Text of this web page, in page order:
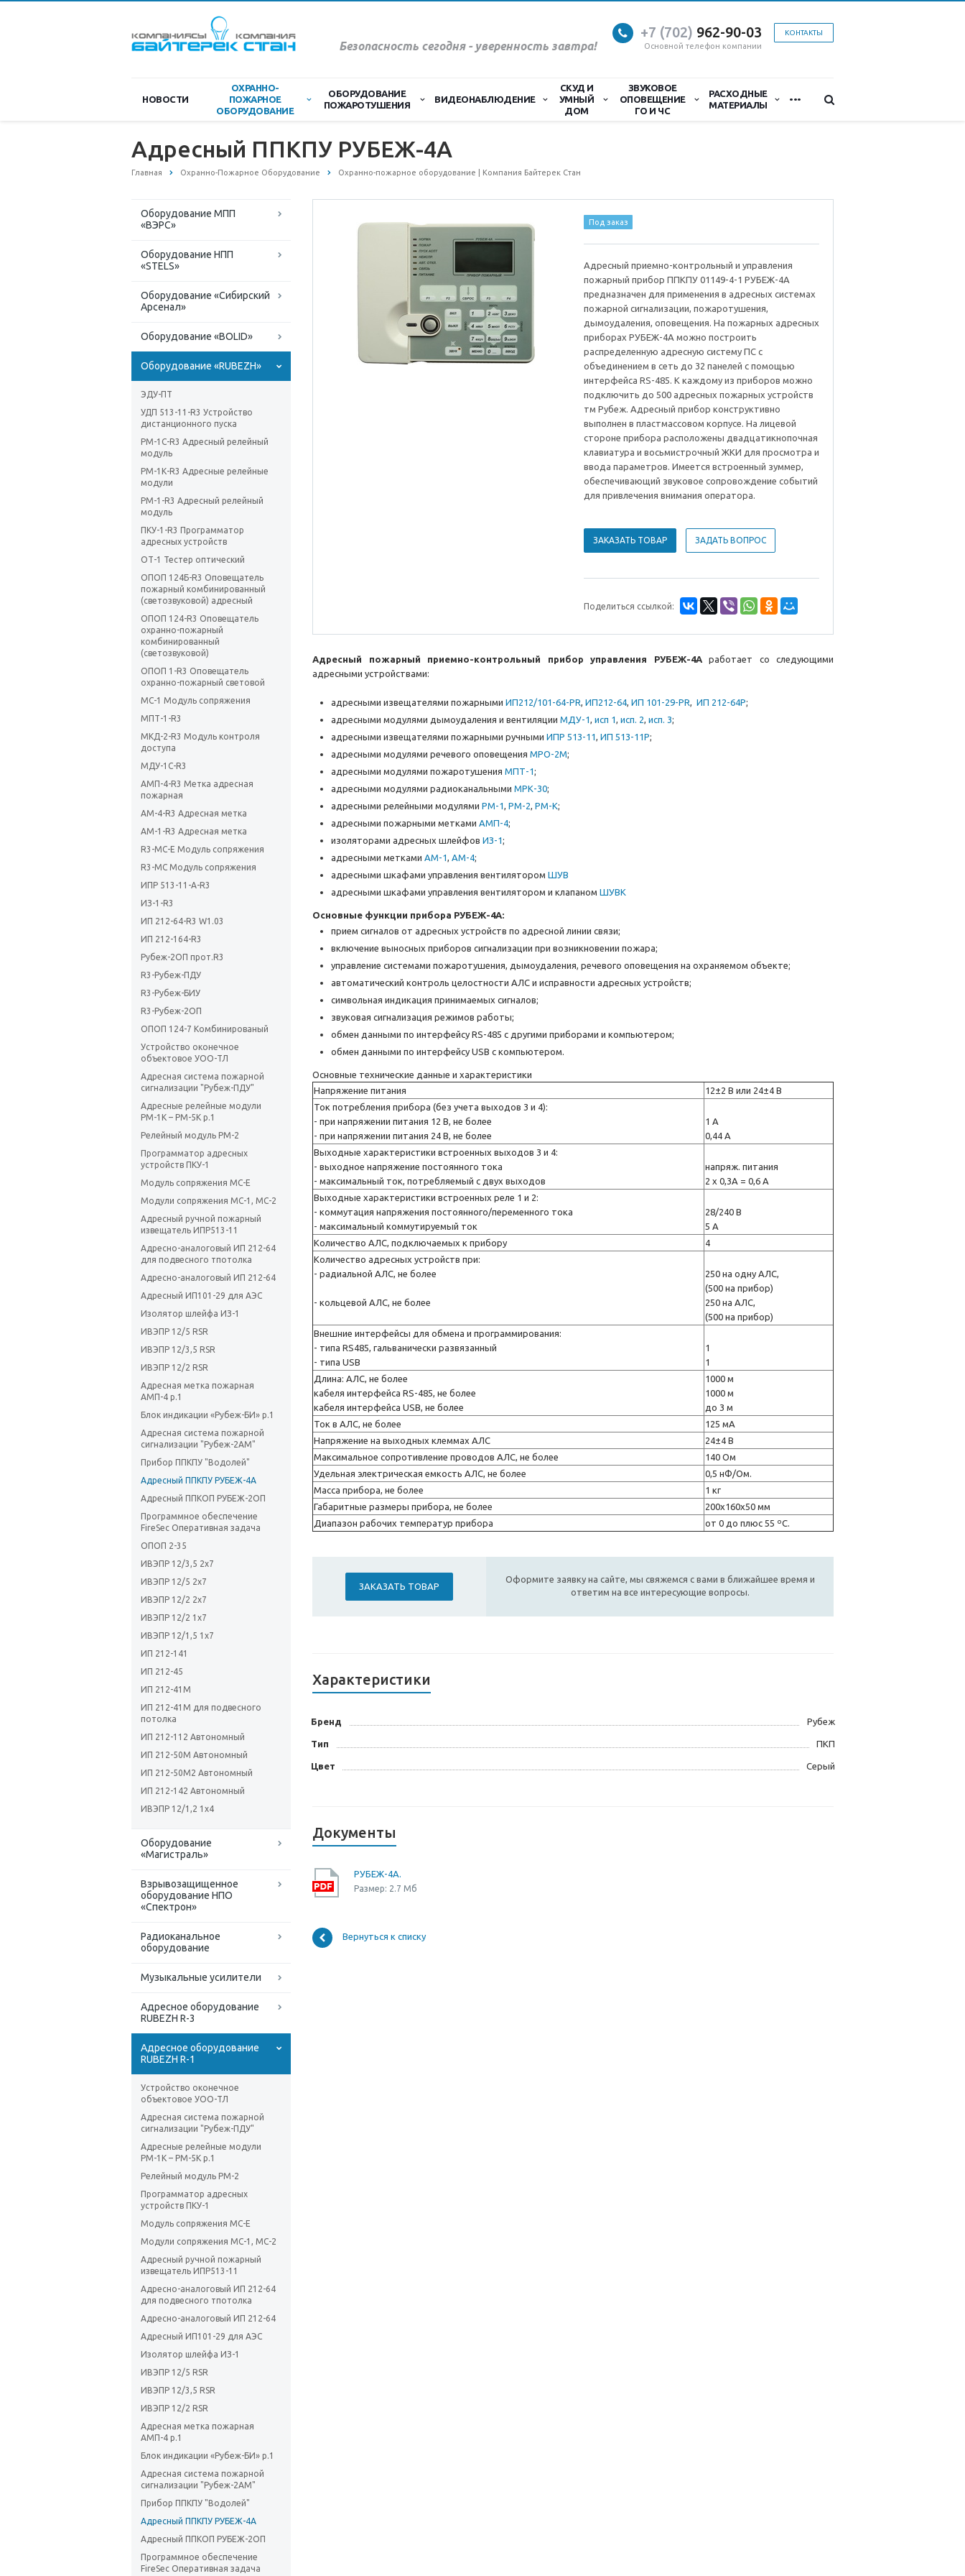
Безопасность сегодня - уверенность завтра!
КОНТАКТЫ
+7 (702) 962-90-03
Основной телефон компании
НОВОСТИ
ОХРАННО-
ПОЖАРНОЕ
ОБОРУДОВАНИЕ
ОБОРУДОВАНИЕ
ПОЖАРОТУШЕНИЯ
ВИДЕОНАБЛЮДЕНИЕ
СКУД И
УМНЫЙ
ДОМ
ЗВУКОВОЕ
ОПОВЕЩЕНИЕ
ГО И ЧС
РАСХОДНЫЕ
МАТЕРИАЛЫ
...
Адресный ППКПУ РУБЕЖ-4А
Главная Охранно-Пожарное Оборудование Охранно-пожарное оборудование | Компания Байтерек Стан
Оборудование МПП
«ВЭРС»
Оборудование НПП
«STELS»
Оборудование «Сибирский
Арсенал»
Оборудование «BOLID»
Оборудование «RUBEZH»
ЭДУ-ПТ
УДП 513-11-R3 Устройство
дистанционного пуска
РМ-1С-R3 Адресный релейный
модуль
РМ-1К-R3 Адресные релейные
модули
РМ-1-R3 Адресный релейный
модуль
ПКУ-1-R3 Программатор
адресных устройств
ОТ-1 Тестер оптический
ОПОП 124Б-R3 Оповещатель
пожарный комбинированный
(светозвуковой) адресный
ОПОП 124-R3 Оповещатель
охранно-пожарный
комбинированный
(светозвуковой)
ОПОП 1-R3 Оповещатель
охранно-пожарный световой
МС-1 Модуль сопряжения
МПТ-1-R3
МКД-2-R3 Модуль контроля
доступа
МДУ-1C-R3
АМП-4-R3 Метка адресная
пожарная
АМ-4-R3 Адресная метка
АМ-1-R3 Адресная метка
R3-МС-Е Модуль сопряжения
R3-МС Модуль сопряжения
ИПР 513-11-А-R3
ИЗ-1-R3
ИП 212-64-R3 W1.03
ИП 212-164-R3
Рубеж-2ОП прот.R3
R3-Рубеж-ПДУ
R3-Рубеж-БИУ
R3-Рубеж-2ОП
ОПОП 124-7 Комбинированый
Устройство оконечное
объектовое УОО-ТЛ
Адресная система пожарной
сигнализации "Рубеж-ПДУ"
Адресные релейные модули
РМ-1К – РМ-5К р.1
Релейный модуль РМ-2
Программатор адресных
устройств ПКУ-1
Модуль сопряжения МС-Е
Модули сопряжения МС-1, МС-2
Адресный ручной пожарный
извещатель ИПР513-11
Адресно-аналоговый ИП 212-64
для подвесного тпотолка
Адресно-аналоговый ИП 212-64
Адресный ИП101-29 для АЭС
Изолятор шлейфа ИЗ-1
ИВЭПР 12/5 RSR
ИВЭПР 12/3,5 RSR
ИВЭПР 12/2 RSR
Адресная метка пожарная
АМП-4 р.1
Блок индикации «Рубеж-БИ» р.1
Адресная система пожарной
сигнализации "Рубеж-2АМ"
Прибор ППКПУ "Водолей"
Адресный ППКПУ РУБЕЖ-4А
Адресный ППКОП РУБЕЖ-2ОП
Программное обеспечение
FireSec Оперативная задача
ОПОП 2-35
ИВЭПР 12/3,5 2х7
ИВЭПР 12/5 2х7
ИВЭПР 12/2 2х7
ИВЭПР 12/2 1х7
ИВЭПР 12/1,5 1х7
ИП 212-141
ИП 212-45
ИП 212-41М
ИП 212-41М для подвесного
потолка
ИП 212-112 Автономный
ИП 212-50М Автономный
ИП 212-50М2 Автономный
ИП 212-142 Автономный
ИВЭПР 12/1,2 1х4
Оборудование
«Магистраль»
Взрывозащищенное
оборудование НПО
«Спектрон»
Радиоканальное
оборудование
Музыкальные усилители
Адресное оборудование
RUBEZH R-3
Адресное оборудование
RUBEZH R-1
Устройство оконечное
объектовое УОО-ТЛ
Адресная система пожарной
сигнализации "Рубеж-ПДУ"
Адресные релейные модули
РМ-1К – РМ-5К р.1
Релейный модуль РМ-2
Программатор адресных
устройств ПКУ-1
Модуль сопряжения МС-Е
Модули сопряжения МС-1, МС-2
Адресный ручной пожарный
извещатель ИПР513-11
Адресно-аналоговый ИП 212-64
для подвесного тпотолка
Адресно-аналоговый ИП 212-64
Адресный ИП101-29 для АЭС
Изолятор шлейфа ИЗ-1
ИВЭПР 12/5 RSR
ИВЭПР 12/3,5 RSR
ИВЭПР 12/2 RSR
Адресная метка пожарная
АМП-4 р.1
Блок индикации «Рубеж-БИ» р.1
Адресная система пожарной
сигнализации "Рубеж-2АМ"
Прибор ППКПУ "Водолей"
Адресный ППКПУ РУБЕЖ-4А
Адресный ППКОП РУБЕЖ-2ОП
Программное обеспечение
FireSec Оперативная задача
Под заказ
Адресный приемно-контрольный и управления
пожарный прибор ППКПУ 01149-4-1 РУБЕЖ-4А
предназначен для применения в адресных системах
пожарной сигнализации, пожаротушения,
дымоудаления, оповещения. На пожарных адресных
приборах РУБЕЖ-4А можно построить
распределенную адресную систему ПС с
объединением в сеть до 32 панелей с помощью
интерфейса RS-485. К каждому из приборов можно
подключить до 500 адресных пожарных устройств
тм Рубеж. Адресный прибор конструктивно
выполнен в пластмассовом корпусе. На лицевой
стороне прибора расположены двадцатикнопочная
клавиатура и восьмистрочный ЖКИ для просмотра и
ввода параметров. Имеется встроенный зуммер,
обеспечивающий звуковое сопровождение событий
для привлечения внимания оператора.
ЗАКАЗАТЬ ТОВАР ЗАДАТЬ ВОПРОС
Поделиться ссылкой:
Адресный пожарный приемно-контрольный прибор управления РУБЕЖ-4А работает со следующими
адресными устройствами:
адресными извещателями пожарными ИП212/101-64-PR, ИП212-64, ИП 101-29-PR, ИП 212-64Р;
адресными модулями дымоудаления и вентиляции МДУ-1, исп 1, исп. 2, исп. 3;
адресными извещателями пожарными ручными ИПР 513-11, ИП 513-11Р;
адресными модулями речевого оповещения МРО-2М;
адресными модулями пожаротушения МПТ-1;
адресными модулями радиоканальными МРК-30;
адресными релейными модулями РМ-1, РМ-2, РМ-К;
адресными пожарными метками АМП-4;
изоляторами адресных шлейфов ИЗ-1;
адресными метками АМ-1, АМ-4;
адресными шкафами управления вентилятором ШУВ
адресными шкафами управления вентилятором и клапаном ШУВК
Основные функции прибора РУБЕЖ-4А:
прием сигналов от адресных устройств по адресной линии связи;
включение выносных приборов сигнализации при возникновении пожара;
управление системами пожаротушения, дымоудаления, речевого оповещения на охраняемом объекте;
автоматический контроль целостности АЛС и исправности адресных устройств;
символьная индикация принимаемых сигналов;
звуковая сигнализация режимов работы;
обмен данными по интерфейсу RS-485 с другими приборами и компьютером;
обмен данными по интерфейсу USB с компьютером.
Основные технические данные и характеристики
Напряжение питания
12±2 В или 24±4 В
Ток потребления прибора (без учета выходов 3 и 4):
- при напряжении питания 12 В, не более
- при напряжении питания 24 В, не более
1 А
0,44 А
Выходные характеристики встроенных выходов 3 и 4:
- выходное напряжение постоянного тока
- максимальный ток, потребляемый с двух выходов
напряж. питания
2 х 0,3А = 0,6 А
Выходные характеристики встроенных реле 1 и 2:
- коммутация напряжения постоянного/переменного тока
- максимальный коммутируемый ток
28/240 В
5 А
Количество АЛС, подключаемых к прибору
4
Количество адресных устройств при:
- радиальной АЛС, не более
- кольцевой АЛС, не более
250 на одну АЛС,
(500 на прибор)
250 на АЛС,
(500 на прибор)
Внешние интерфейсы для обмена и программирования:
- типа RS485, гальванически развязанный
- типа USB
1
1
Длина: АЛС, не более
кабеля интерфейса RS-485, не более
кабеля интерфейса USB, не более
1000 м
1000 м
до 3 м
Ток в АЛС, не более
125 мА
Напряжение на выходных клеммах АЛС
24±4 В
Максимальное сопротивление проводов АЛС, не более
140 Ом
Удельная электрическая емкость АЛС, не более
0,5 нФ/Ом.
Масса прибора, не более
1 кг
Габаритные размеры прибора, не более
200х160х50 мм
Диапазон рабочих температур прибора
от 0 до плюс 55 ºС.
ЗАКАЗАТЬ ТОВАР
Оформите заявку на сайте, мы свяжемся с вами в ближайшее время и
ответим на все интересующие вопросы.
Характеристики
Бренд Рубеж
Тип ПКП
Цвет Серый
Документы
РУБЕЖ-4А.
Размер: 2.7 Мб
Вернуться к списку